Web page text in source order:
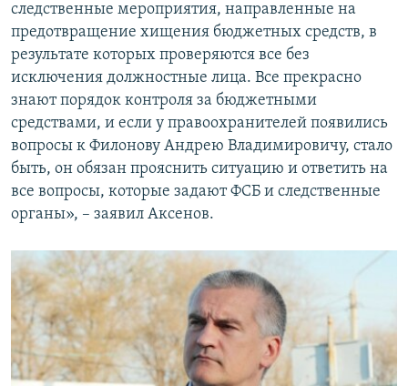
следственные мероприятия, направленные на
предотвращение хищения бюджетных средств, в
результате которых проверяются все без
исключения должностные лица. Все прекрасно
знают порядок контроля за бюджетными
средствами, и если у правоохранителей появились
вопросы к Филонову Андрею Владимировичу, стало
быть, он обязан прояснить ситуацию и ответить на
все вопросы, которые задают ФСБ и следственные
органы», – заявил Аксенов.